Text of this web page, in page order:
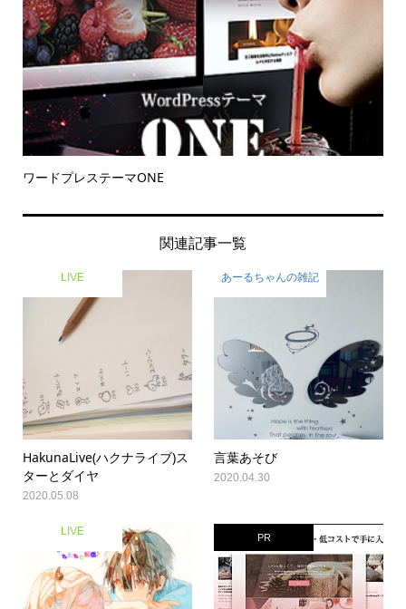
ワードプレステーマONE
関連記事一覧
LIVE
HakunaLive(ハクナライブ)ス
ターとダイヤ
2020.05.08
あーるちゃんの雑記
言葉あそび
2020.04.30
LIVE PR